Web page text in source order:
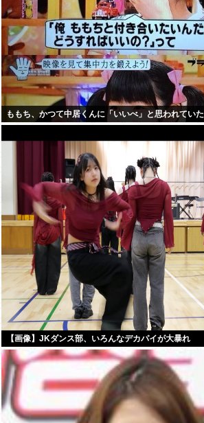
ももち、かつて中居くんに「いいべ」と思われていた
【画像】JKダンス部、いろんなデカパイが大暴れ